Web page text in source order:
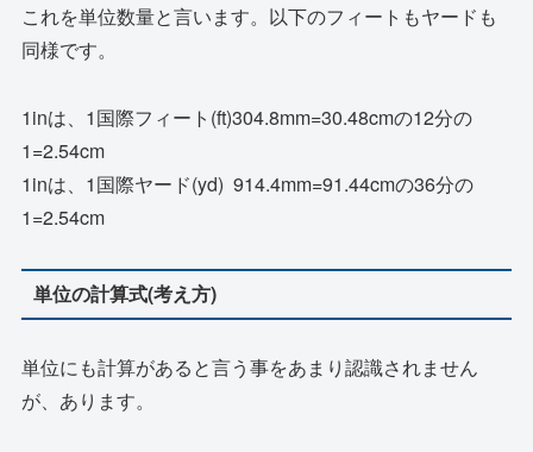
これを単位数量と言います。以下のフィートもヤードも
同様です。
1inは、1国際フィート(ft)304.8mm=30.48cmの12分の
1=2.54cm
1inは、1国際ヤード(yd) 914.4mm=91.44cmの36分の
1=2.54cm
単位の計算式(考え方)
単位にも計算があると言う事をあまり認識されません
が、あります。